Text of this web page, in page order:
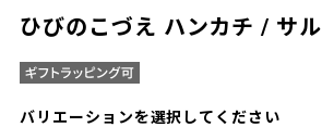
ひびのこづえ ハンカチ / サル
バリエーションを選択してください